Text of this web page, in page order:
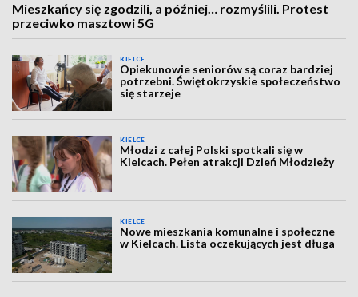
Mieszkańcy się zgodzili, a później… rozmyślili. Protest
przeciwko masztowi 5G
KIELCE
Opiekunowie seniorów są coraz bardziej
potrzebni. Świętokrzyskie społeczeństwo
się starzeje
KIELCE
Młodzi z całej Polski spotkali się w
Kielcach. Pełen atrakcji Dzień Młodzieży
KIELCE
Nowe mieszkania komunalne i społeczne
w Kielcach. Lista oczekujących jest długa